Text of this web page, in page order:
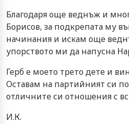
Благодаря още веднъж и
Борисов, за подкрепата му
начинания и искам още
упорството ми да напусна
Герб е моето трето дете и
Оставам на партийният си
отличните си отношения с
И.К.